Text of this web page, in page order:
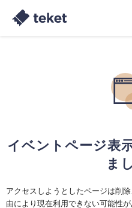
イベントページ表
ま
アクセスしようとしたページは削
由により現在利用できない可能性